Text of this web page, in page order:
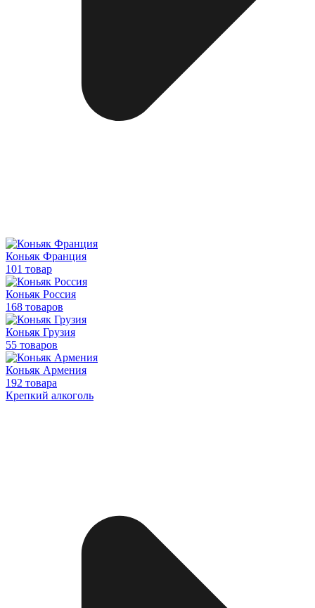
Коньяк Франция
101 товар
Коньяк Россия
168 товаров
Коньяк Грузия
55 товаров
Коньяк Армения
192 товара
Крепкий алкоголь